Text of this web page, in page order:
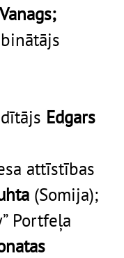
Edgars
attīstības
(Somija);
Portfeļa